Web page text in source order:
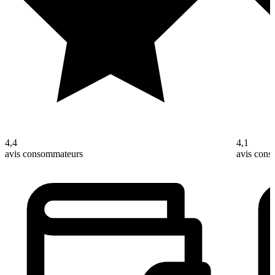
4,4
avis consommateurs
4,1
avis